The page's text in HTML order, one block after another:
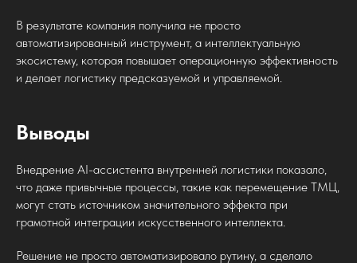
В результате компания получила не просто
автоматизированный инструмент, а интеллектуальную
экосистему, которая повышает операционную эффективность
и делает логистику предсказуемой и управляемой.
Выводы
Внедрение AI-ассистента внутренней логистики показало,
что даже привычные процессы, такие как перемещение ТМЦ,
могут стать источником значительного эффекта при
грамотной интеграции искусственного интеллекта.
Решение не просто автоматизировало рутину, а сделало